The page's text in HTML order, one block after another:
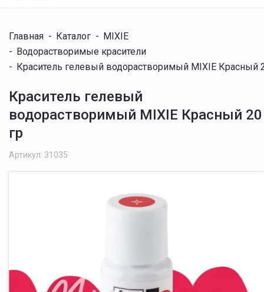
Главная - Каталог - MIXIE
- Водорастворимые красители
- Краситель гелевый водорастворимый MIXIE Красный
Краситель гелевый
водорастворимый MIXIE Красный 20
гр
Артикул: 31035